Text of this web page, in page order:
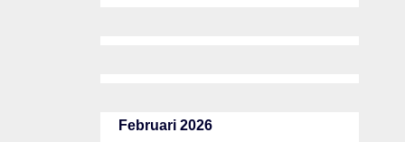
Februari 2026